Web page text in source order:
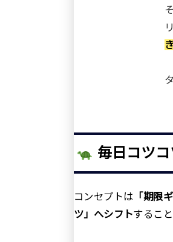
毎日コツ
コンセプトは 「期限
ツ」へシフトすること